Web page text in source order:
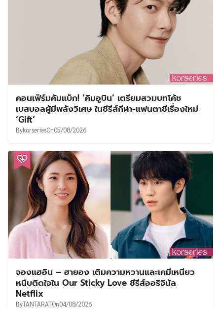
คอนเฟิร์มคัมแบ็ก! ‘คิมอูบิน’ เตรียมสวมบทโค้ช
เบสบอลผู้มีพลังวิเศษ ในซีรีส์กีฬา-แฟนตาซีเรื่องใหม่
‘Gift’
BykorseriesOn05/08/2026
จองแฮอิน – ฮายอง เติมความหวานและเคมีเหนียว
หนึบติดใจใน Our Sticky Love ซีรีส์ออริจินัล
Netflix
ByTANTARATOn04/08/2026